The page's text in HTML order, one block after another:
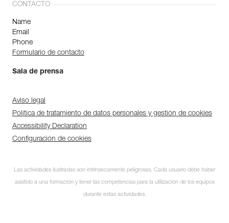
CONTACTO
Name
Email
Phone
Formulario de contacto
Sala de prensa
Aviso legal
Política de tratamiento de datos personales y gestión de cookies
Accessibility Declaration
Configuración de cookies
Las actividades ilustradas son intrínsecamente peligrosas. Cada usuario debe haber
asistido a una formación y tener las competencias para la utilización de los equipos
durante estas actividades.